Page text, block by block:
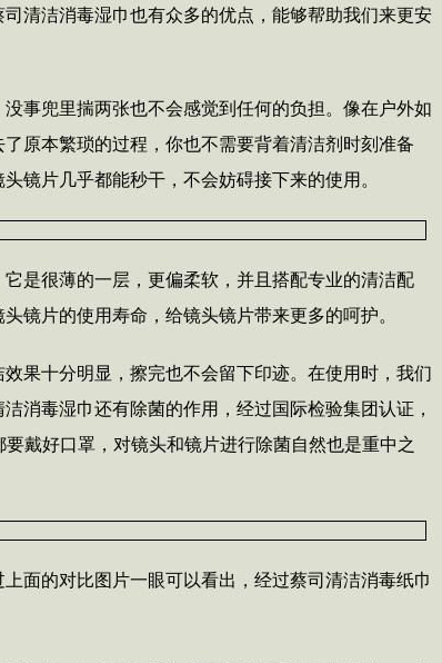
清洁消毒湿巾也有众多的优点，能够帮助我们来更安
事兜里揣两张也不会感觉到任何的负担。像在户外如
原本繁琐的过程，你也不需要背着清洁剂时刻准备
镜片几乎都能秒干，不会妨碍接下来的使用。
是很薄的一层，更偏柔软，并且搭配专业的清洁配
镜片的使用寿命，给镜头镜片带来更多的呵护。
果十分明显，擦完也不会留下印迹。在使用时，我们
消毒湿巾还有除菌的作用，经过国际检验集团认证，
戴好口罩，对镜头和镜片进行除菌自然也是重中之
面的对比图片一眼可以看出，经过蔡司清洁消毒纸巾